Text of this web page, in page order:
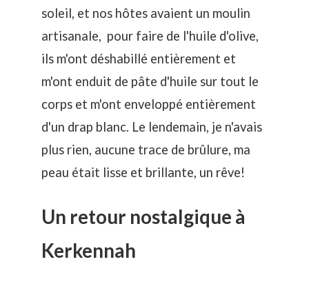
soleil, et nos hôtes avaient un moulin
artisanale, pour faire de l'huile d'olive,
ils m'ont déshabillé entièrement et
m'ont enduit de pâte d'huile sur tout le
corps et m'ont enveloppé entièrement
d'un drap blanc. Le lendemain, je n'avais
plus rien, aucune trace de brûlure, ma
peau était lisse et brillante, un rêve!
Un retour nostalgique à
Kerkennah